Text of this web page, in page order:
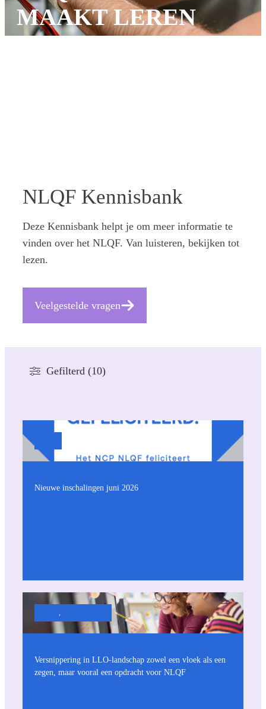
MAAKT LEREN
ZICHTBAAR
NLQF Kennisbank
Deze Kennisbank helpt je om meer informatie te
vinden over het NLQF. Van luisteren, bekijken tot
lezen.
Veelgestelde vragen
Gefilterd (10)
Nieuwe inschalingen juni 2026
,
Versnippering in LLO-landschap zowel een vloek als een
zegen, maar vooral een opdracht voor NLQF